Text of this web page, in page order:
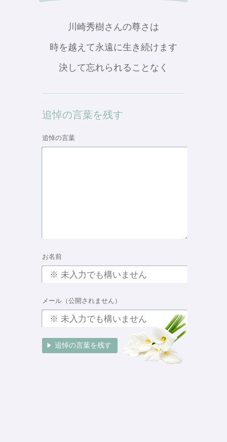
川崎秀樹さんの尊さは
時を越えて永遠に生き続けます
決して忘れられることなく
追悼の言葉を残す
追悼の言葉
お名前
メール（公開されません）